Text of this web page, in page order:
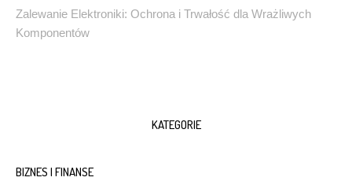
Zalewanie Elektroniki: Ochrona i Trwałość dla Wrażliwych
Komponentów
KATEGORIE
BIZNES I FINANSE